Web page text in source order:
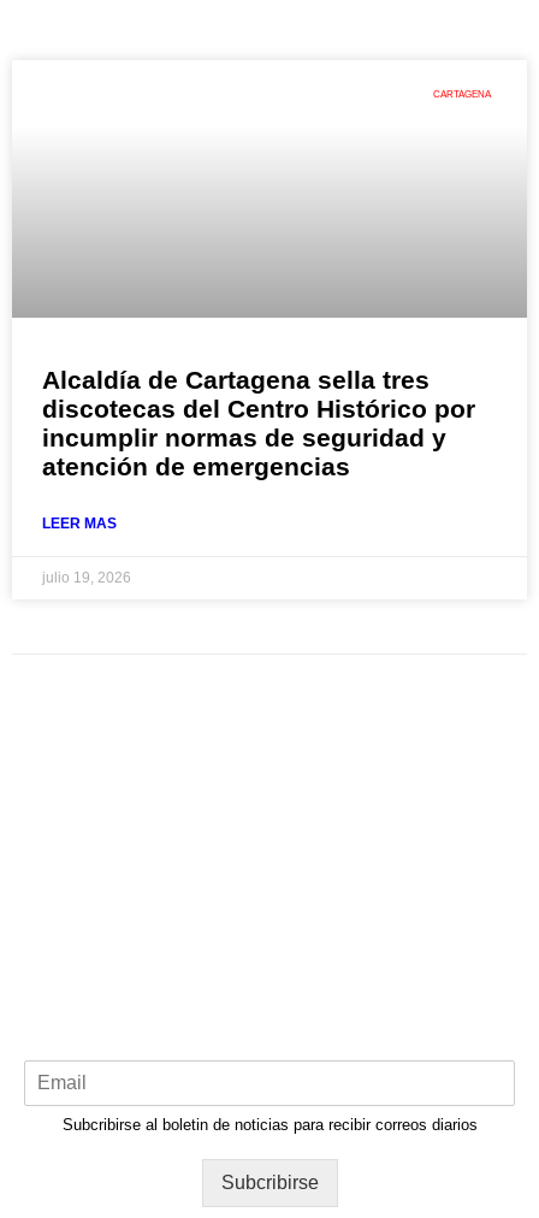
CARTAGENA
Alcaldía de Cartagena sella tres
discotecas del Centro Histórico por
incumplir normas de seguridad y
atención de emergencias
LEER MAS
julio 19, 2026
Subcribirse al boletin de noticias para recibir correos diarios
Subcribirse